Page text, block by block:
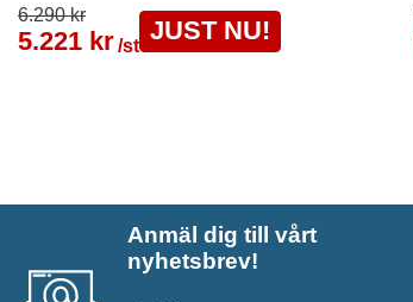
6.290 kr
5.221 kr/st
JUST NU!
Anmäl dig till vårt
nyhetsbrev!